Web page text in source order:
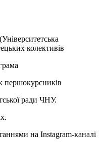
колективів
першокурсників
ради ЧНУ.
на Instagram-каналі